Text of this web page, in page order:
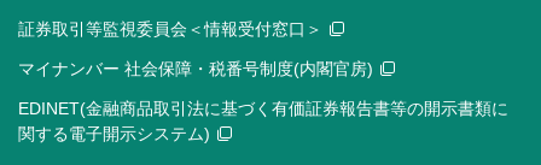
証券取引等監視委員会＜情報受付窓口＞
マイナンバー 社会保障・税番号制度(内閣官房)
EDINET(金融商品取引法に基づく有価証券報告書等の開示書類に
関する電子開示システム)